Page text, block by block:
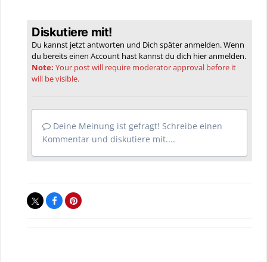
Diskutiere mit!
Du kannst jetzt antworten und Dich später anmelden. Wenn
du bereits einen Account hast kannst du dich hieranmelden.
Note: Your post will require moderator approval before it
will be visible.
Deine Meinung ist gefragt! Schreibe einen
Kommentar und diskutiere mit....